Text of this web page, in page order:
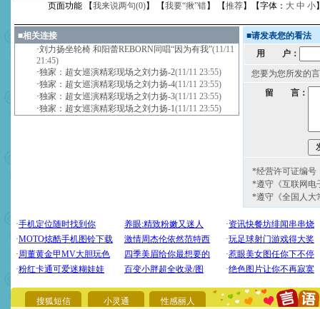
页面功能 【我来说两句(0)】 【我要“揪”错】 【推荐】【字体： 大 中 小
■相关连接
·刘力扬坐轮椅 和阳蕾REBORN同唱“因为有我”(11/11
21:45)
·独家：超女巡演精彩现场之刘力扬-2(11/11 23:55)
·独家：超女巡演精彩现场之刘力扬-4(11/11 23:55)
·独家：超女巡演精彩现场之刘力扬-3(11/11 23:55)
·独家：超女巡演精彩现场之刘力扬-1(11/11 23:55)
■请发表您的看法
用 户：
您要为您所发的
留 言：
*经营许可证编号
*遵守《互联网电
*遵守《全国人大
搜狐短信 小灵通 性感丽人
[圣诞节]圣诞节到了，想想
你太多，只有给你五千万
要平安！千万要知足！千
能正大光明地骚扰你,告诉
天都要快乐噢!